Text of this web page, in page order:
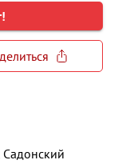
Садонский